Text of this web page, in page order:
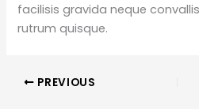
facilisis gravida neque
rutrum quisque.
PREVIOUS